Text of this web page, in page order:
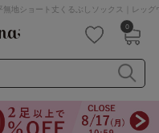
地ショート丈くるぶしソックス｜レッグ
0